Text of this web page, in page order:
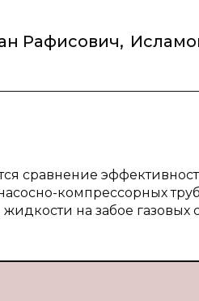
Рафисович,
сравнение
компрессорных
на забое газовых